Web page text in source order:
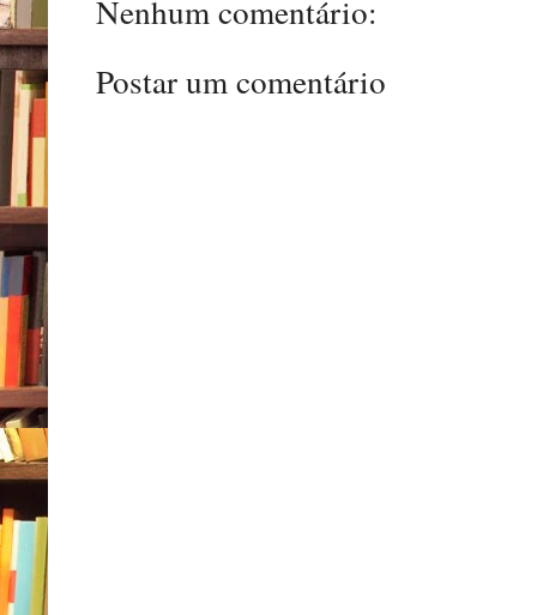
Nenhum comentário:
Postar um comentário